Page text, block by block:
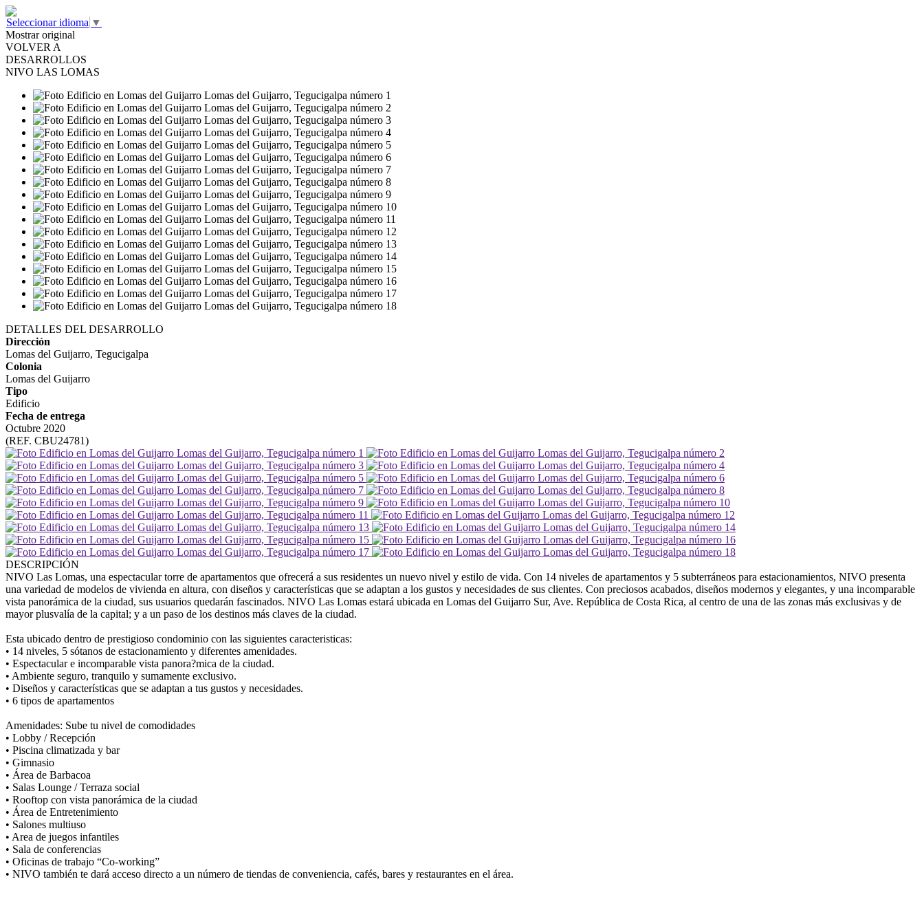
Seleccionar idioma ▼
Mostrar original
VOLVER A
DESARROLLOS
NIVO LAS LOMAS
DETALLES DEL DESARROLLO
Dirección
Lomas del Guijarro, Tegucigalpa
Colonia
Lomas del Guijarro
Tipo
Edificio
Fecha de entrega
Octubre 2020
(REF. CBU24781)
DESCRIPCIÓN
NIVO Las Lomas, una espectacular torre de apartamentos que ofrecerá a sus residentes un nuevo nivel y estilo de vida. Con 14 niveles de apartamentos y 5 subterráneos para estacionamientos, NIVO presenta
una variedad de modelos de vivienda en altura, con diseños y características que se adaptan a los gustos y necesidades de sus clientes. Con preciosos acabados, diseños modernos y elegantes, y una incomparable
vista panorámica de la ciudad, sus usuarios quedarán fascinados. NIVO Las Lomas estará ubicada en Lomas del Guijarro Sur, Ave. República de Costa Rica, al centro de una de las zonas más exclusivas y de
mayor plusvalía de la capital; y a un paso de los destinos más claves de la ciudad.
Esta ubicado dentro de prestigioso condominio con las siguientes caracteristicas:
• 14 niveles, 5 sótanos de estacionamiento y diferentes amenidades.
• Espectacular e incomparable vista panora?mica de la ciudad.
• Ambiente seguro, tranquilo y sumamente exclusivo.
• Diseños y características que se adaptan a tus gustos y necesidades.
• 6 tipos de apartamentos
Amenidades: Sube tu nivel de comodidades
• Lobby / Recepción
• Piscina climatizada y bar
• Gimnasio
• Área de Barbacoa
• Salas Lounge / Terraza social
• Rooftop con vista panorámica de la ciudad
• Área de Entretenimiento
• Salones multiuso
• Area de juegos infantiles
• Sala de conferencias
• Oficinas de trabajo “Co-working”
• NIVO también te dará acceso directo a un número de tiendas de conveniencia, cafés, bares y restaurantes en el área.